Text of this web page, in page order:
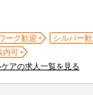
ーク歓迎
シルバー歓
内可
アの求人一覧を見る